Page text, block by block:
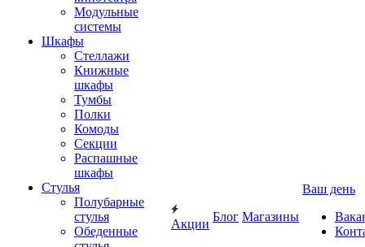
Модульные
системы
Шкафы
Стеллажи
Книжные
шкафы
Тумбы
Полки
Комоды
Секции
Распашные
шкафы
Стулья
Полубарные
стулья
Обеденные
Акции
Блог Магазины
Ваш день